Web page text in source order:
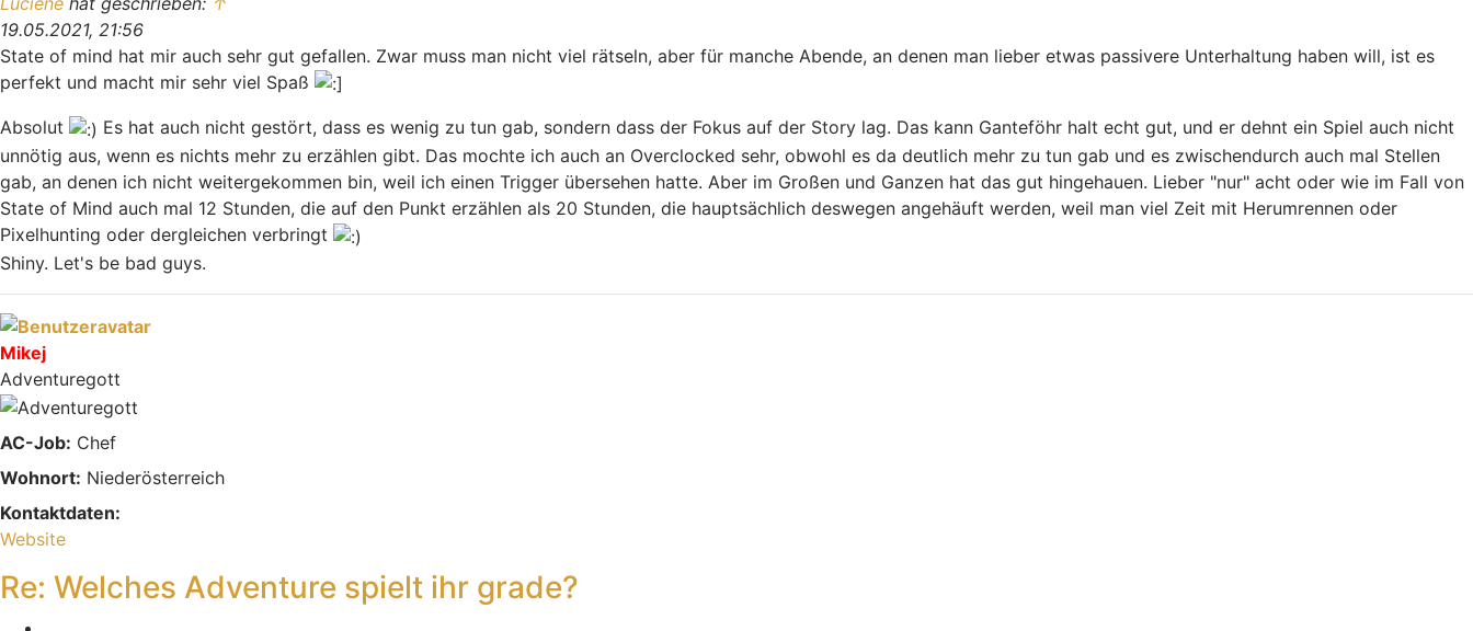
19.05.2021, 21:56
State of mind hat mir auch sehr gut gefallen. Zwar muss man nicht viel rätseln, aber für manche Abende, an denen man lieber etwas passivere Unterhaltung haben will, ist es
perfekt und macht mir sehr viel Spaß
Absolut
Es hat auch nicht gestört, dass es wenig zu tun gab, sondern dass der Fokus auf der Story lag. Das kann Ganteföhr halt echt gut, und er dehnt ein Spiel auch nicht
unnötig aus, wenn es nichts mehr zu erzählen gibt. Das mochte ich auch an Overclocked sehr, obwohl es da deutlich mehr zu tun gab und es zwischendurch auch mal Stellen
gab, an denen ich nicht weitergekommen bin, weil ich einen Trigger übersehen hatte. Aber im Großen und Ganzen hat das gut hingehauen. Lieber "nur" acht oder wie im Fall von
State of Mind auch mal 12 Stunden, die auf den Punkt erzählen als 20 Stunden, die hauptsächlich deswegen angehäuft werden, weil man viel Zeit mit Herumrennen oder
Pixelhunting oder dergleichen verbringt
Shiny. Let's be bad guys.
Mikej
Adventuregott
AC-Job: Chef
Wohnort: Niederösterreich
Kontaktdaten:
Kontaktdaten von Mikej
Website
Re: Welches Adventure spielt ihr grade?